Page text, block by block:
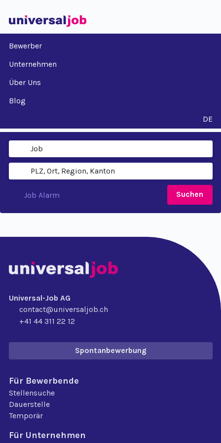
Bewerber
Unternehmen
Über Uns
Blog
DE
Suchen
Job Alarm
Universal-Job AG
contact@universaljob.ch
+41 44 311 22 12
Spontanbewerbung
Für Bewerbende
Stellensuche
Dauerstelle
Temporär
Für Unternehmen